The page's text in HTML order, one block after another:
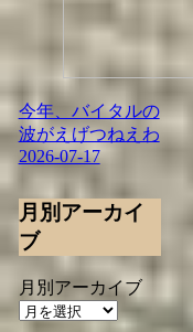
今年、バイタルの
波がえげつねえわ
2026-07-17
月別アーカイ
ブ
月別アーカイブ